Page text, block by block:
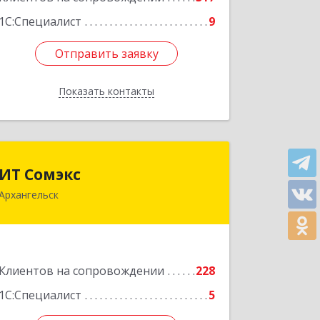
1С:Специалист
9
Отправить заявку
Показать контакты
Отправить заявку
Назад
ИТ Сомэкс
Клиентов на сопровождении
228
1С:Специалист
5
Подробнее